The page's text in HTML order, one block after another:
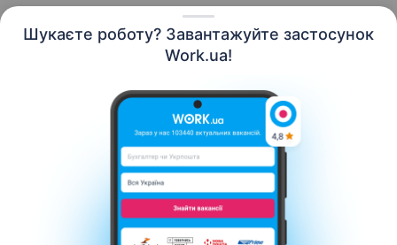
Шукаєте роботу? Завантажуйте застосунок
Work.ua!
Контакти Про нас
Кар’єра